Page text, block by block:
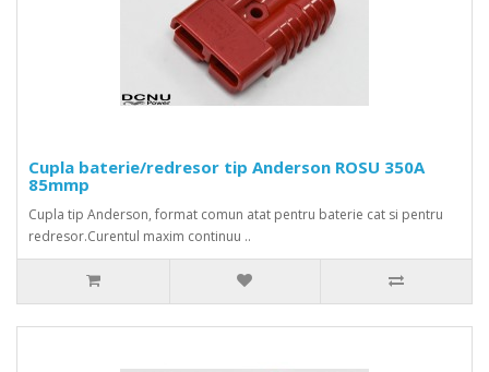
Cupla baterie/redresor tip Anderson ROSU 350A
85mmp
Cupla tip Anderson, format comun atat pentru baterie cat si pentru
redresor.Curentul maxim continuu ..